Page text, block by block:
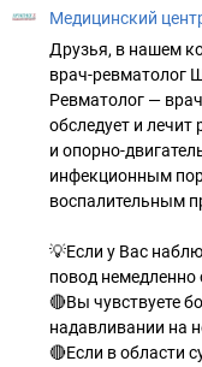
Медицинский
Друзья, в нашем
врач-ревматолог
Ревматолог —
обследует и лечит
и опорно-
инфекционным
воспалительным
💡Если у Вас
повод немедленно
🔴Вы чувствуете
надавливании на
🔴Если в области